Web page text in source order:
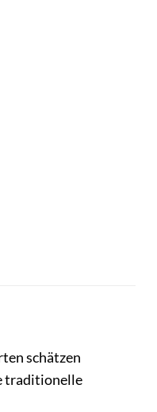
schätzen
traditionelle